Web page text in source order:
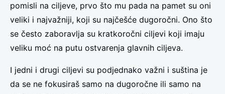
pomisli na ciljeve, prvo što mu pada na pamet su oni
veliki i najvažniji, koji su najčešće dugoročni. Ono što
se često zaboravlja su kratkoročni ciljevi koji imaju
veliku moć na putu ostvarenja glavnih ciljeva.
I jedni i drugi ciljevi su podjednako važni i suština je
da se ne fokusiraš samo na dugoročne ili samo na